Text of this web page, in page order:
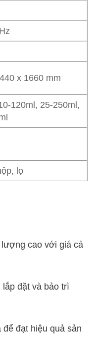
x 1660 mm
120ml, 25-250ml,
lọ
cao với giá cả
lắp đặt và bảo trì
đạt hiệu quả sản